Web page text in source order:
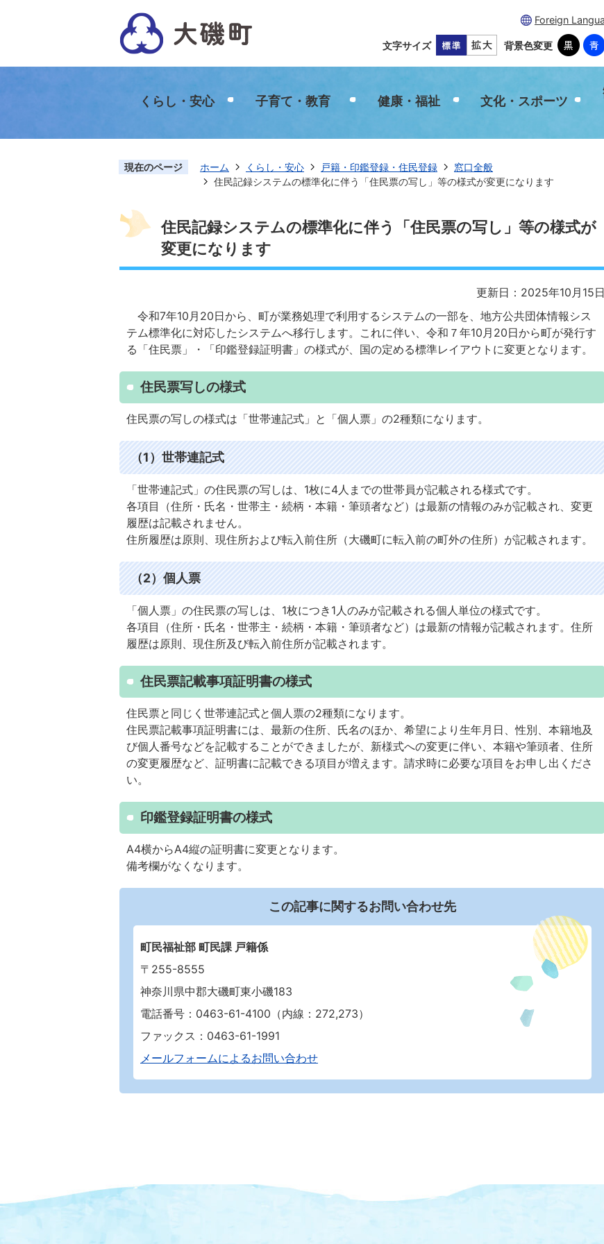
Foreign
文字サイズ 背景色変更
くらし・安心 子育て・教育 健康・福祉 文化・スポーツ
現在のページ ホーム くらし・安心 戸籍・印鑑登録・住民登録
窓口全般
住民記録システムの標準化に伴う「住民票の写し」等の様式が変更になります
住民記録システムの標準化に伴う「住民票の写し」等の様式が
変更になります
更新日：2025年10月15日
令和7年10月20日から、町が業務処理で利用するシステムの一部を、地方公共団体情報シス
テム標準化に対応したシステムへ移行します。これに伴い、令和７年10月20日から町が発行す
る「住民票」・「印鑑登録証明書」の様式が、国の定める標準レイアウトに変更となります。
住民票写しの様式
住民票の写しの様式は「世帯連記式」と「個人票」の2種類になります。
（1）世帯連記式
「世帯連記式」の住民票の写しは、1枚に4人までの世帯員が記載される様式です。
各項目（住所・氏名・世帯主・続柄・本籍・筆頭者など）は最新の情報のみが記載され、変更
履歴は記載されません。
住所履歴は原則、現住所および転入前住所（大磯町に転入前の町外の住所）が記載されます。
（2）個人票
「個人票」の住民票の写しは、1枚につき1人のみが記載される個人単位の様式です。
各項目（住所・氏名・世帯主・続柄・本籍・筆頭者など）は最新の情報が記載されます。住所
履歴は原則、現住所及び転入前住所が記載されます。
住民票記載事項証明書の様式
住民票と同じく世帯連記式と個人票の2種類になります。
住民票記載事項証明書には、最新の住所、氏名のほか、希望により生年月日、性別、本籍地及
び個人番号などを記載することができましたが、新様式への変更に伴い、本籍や筆頭者、住所
の変更履歴など、証明書に記載できる項目が増えます。請求時に必要な項目をお申し出くださ
い。
印鑑登録証明書の様式
A4横からA4縦の証明書に変更となります。
備考欄がなくなります。
この記事に関するお問い合わせ先
町民福祉部 町民課 戸籍係
〒255-8555
神奈川県中郡大磯町東小磯183
電話番号：0463-61-4100（内線：272,273）
ファックス：0463-61-1991
メールフォームによるお問い合わせ